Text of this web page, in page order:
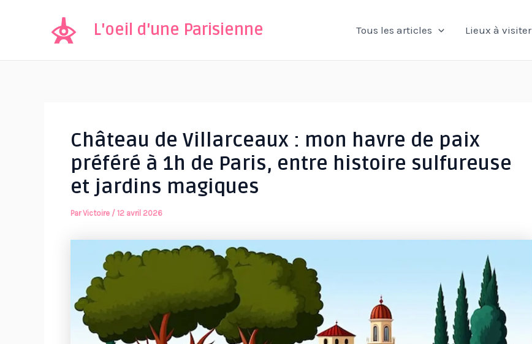
L'oeil d'une Parisienne Tous les articles Lieux à visiter
Château de Villarceaux : mon havre de paix
préféré à 1h de Paris, entre histoire sulfureuse
et jardins magiques
ParVictoire / 12 avril 2026